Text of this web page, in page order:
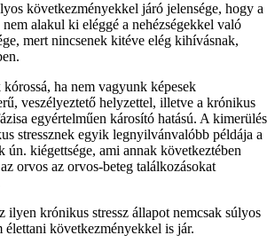
következményekkel járó jelensége, hogy a
alakul ki eléggé a nehézségekkel való
mert nincsenek kitéve elég kihívásnak,
ha nem vagyunk képesek
veszélyeztető helyzettel, illetve a krónikus
egyértelműen károsító hatású. A kimerülés
stressznek egyik legnyilvánvalóbb példája a
ún. kiégettsége, ami annak következtében
orvos az orvos-beteg találkozásokat
krónikus stressz állapot nemcsak súlyos
élettani következményekkel is jár.